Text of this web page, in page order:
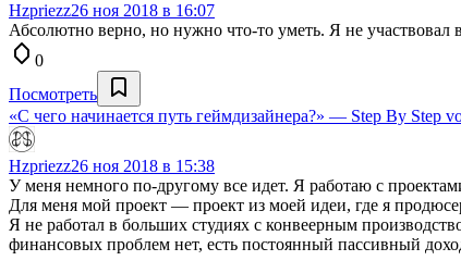
Hzpriezz26 ноя 2018 в 16:07
Абсолютно верно, но нужно что-то уметь. Я не
0
Посмотреть
«С чего начинается путь геймдизайнера?» — Step By Step
Hzpriezz26 ноя 2018 в 15:38
У меня немного по-другому все идет. Я работаю с
Для меня мой проект — проект из моей идеи, где я
Я не работал в больших студиях с конвеерным
финансовых проблем нет, есть постоянный пассивный